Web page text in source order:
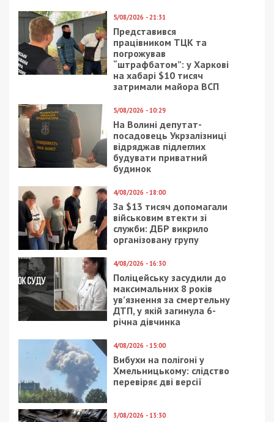
5/08/2026 - 21:31
Представився
працівником ТЦК та
погрожував
“штрафбатом”: у Харкові
на хабарі $10 тисяч
затримали майора ВСП
5/08/2026 - 10:29
На Волині депутат-
посадовець Укрзалізниці
відряджав підлеглих
будувати приватний
будинок
4/08/2026 - 18:00
За $13 тисяч допомагали
військовим втекти зі
служби: ДБР викрило
організовану групу
4/08/2026 - 16:30
Поліцейську засудили до
максимальних 8 років
ув’язнення за смертельну
ДТП, у якій загинула 6-
річна дівчинка
4/08/2026 - 15:00
Вибухи на полігоні у
Хмельницькому: слідство
перевіряє дві версії
3/08/2026 - 13:30